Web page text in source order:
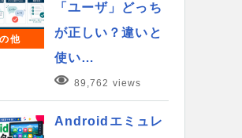
他
「ユーザ」どっち
が正しい？違いと
使い…
89,762 views
Androidエミュレ